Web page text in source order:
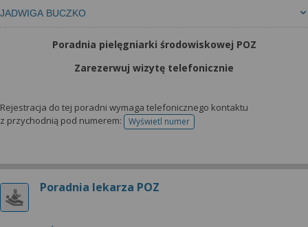
JADWIGA BUCZKO
Poradnia pielęgniarki środowiskowej POZ
Zarezerwuj wizytę telefonicznie
Rejestracja do tej poradni wymaga telefonicznego kontaktu
z przychodnią pod numerem:
Wyświetl numertelefonu do rejestracji
Poradnia lekarza POZ